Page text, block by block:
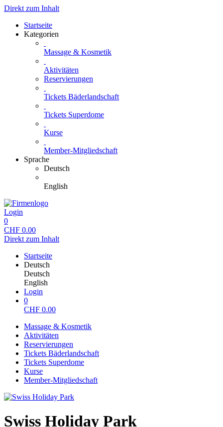
Direkt zum Inhalt
Startseite
Kategorien
Massage & Kosmetik
Aktivitäten
Reservierungen
Tickets Bäderlandschaft
Tickets Superdome
Kurse
Member-Mitgliedschaft
Sprache
Deutsch
English
Login
0
CHF 0.00
Direkt zum Inhalt
Startseite
Deutsch
Deutsch
English
Login
0
CHF 0.00
Massage & Kosmetik
Aktivitäten
Reservierungen
Tickets Bäderlandschaft
Tickets Superdome
Kurse
Member-Mitgliedschaft
Swiss Holiday Park